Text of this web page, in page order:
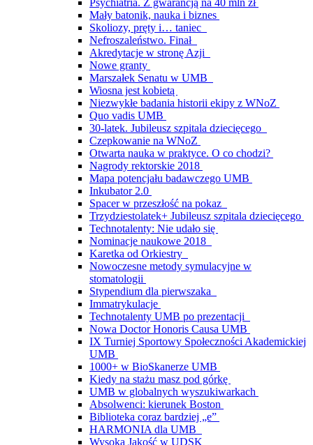
Psychiatria. Z gwarancją na 40 mln zł
Mały batonik, nauka i biznes
Skoliozy, pręty i… taniec
Nefroszaleństwo. Finał
Akredytacje w stronę Azji
Nowe granty
Marszałek Senatu w UMB
Wiosna jest kobietą
Niezwykłe badania historii ekipy z WNoZ
Quo vadis UMB
30-latek. Jubileusz szpitala dziecięcego
Czepkowanie na WNoZ
Otwarta nauka w praktyce. O co chodzi?
Nagrody rektorskie 2018
Mapa potencjału badawczego UMB
Inkubator 2.0
Spacer w przeszłość na pokaz
Trzydziestolatek+ Jubileusz szpitala dziecięcego
Technotalenty: Nie udało się
Nominacje naukowe 2018
Karetka od Orkiestry
Nowoczesne metody symulacyjne w
stomatologii
Stypendium dla pierwszaka
Immatrykulacje
Technotalenty UMB po prezentacji
Nowa Doctor Honoris Causa UMB
IX Turniej Sportowy Społeczności Akademickiej
UMB
1000+ w BioSkanerze UMB
Kiedy na stażu masz pod górkę
UMB w globalnych wyszukiwarkach
Absolwenci: kierunek Boston
Biblioteka coraz bardziej „e”
HARMONIA dla UMB
Wysoka Jakość w UDSK